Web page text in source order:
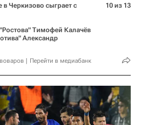
Черкизово сыграет с
Тимофей Калачёв
Александр
Перейти в медиабанк
10 из 13